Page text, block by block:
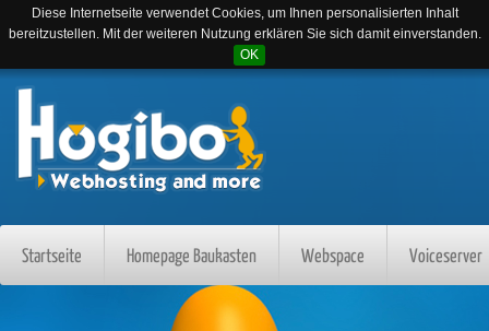
Diese Internetseite verwendet Cookies, um Ihnen personalisierten Inhalt
bereitzustellen. Mit der weiteren Nutzung erklären Sie sich damit einverstanden.
OK
Startseite Homepage Baukasten Webspace Voiceserver